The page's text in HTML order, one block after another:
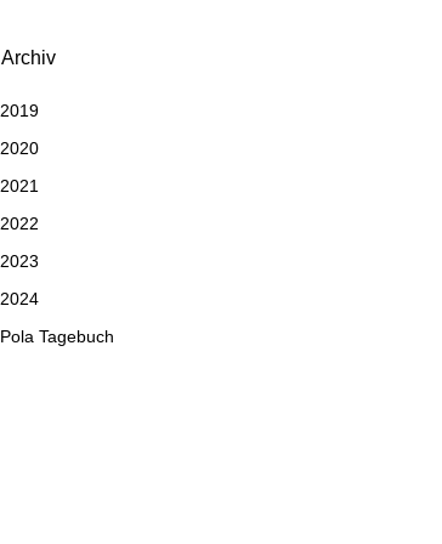
Archiv
2019
2020
2021
2022
2023
2024
Pola Tagebuch